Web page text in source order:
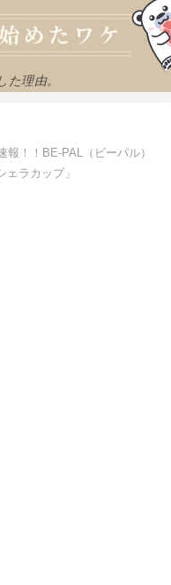
理由。
報！！BE-PAL（ビーパル）
ラカップ」